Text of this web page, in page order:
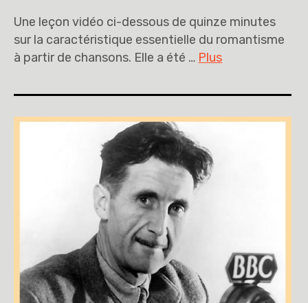
Une leçon vidéo ci-dessous de quinze minutes
sur la caractéristique essentielle du romantisme
à partir de chansons. Elle a été … Plus